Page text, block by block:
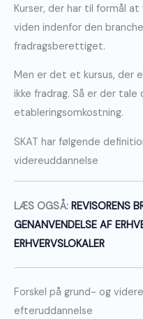
Kurser, der har til formål
viden indenfor den
fradragsberettiget.
Men er det et kursus, der
ikke fradrag. Så er der
etableringsomkostning.
SKAT har følgende
videreuddannelse
LÆS OGSÅ: REVISORENS
GENANVENDELSE AF
ERHVERVSLOKALER
Forskel på grund- og
efteruddannelse